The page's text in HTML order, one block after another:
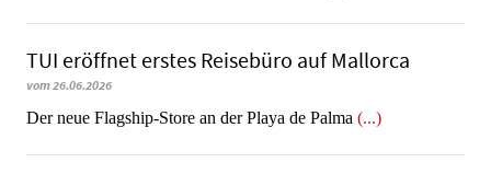
TUI eröffnet erstes Reisebüro auf Mallorca
vom 26.06.2026
Der neue Flagship-Store an der Playa de Palma (...)